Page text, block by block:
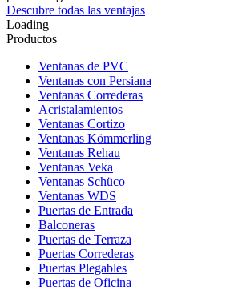
Descubre todas las ventajas
Loading
Productos
Ventanas de PVC
Ventanas con Persiana
Ventanas Correderas
Acristalamientos
Ventanas Cortizo
Ventanas Kömmerling
Ventanas Rehau
Ventanas Veka
Ventanas Schüco
Ventanas WDS
Puertas de Entrada
Balconeras
Puertas de Terraza
Puertas Correderas
Puertas Plegables
Puertas de Oficina